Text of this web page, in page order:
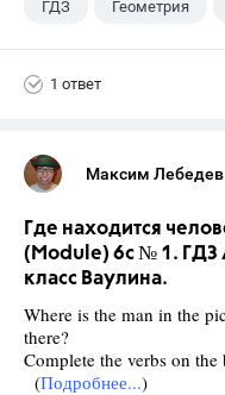
ГДЗ Геометрия
1 ответ
Максим Лебедев
Где находится
(Module) 6c № 1. ГДЗ
класс Ваулина.
Where is the man in the
there?
Complete the verbs on
(Подробнее...)